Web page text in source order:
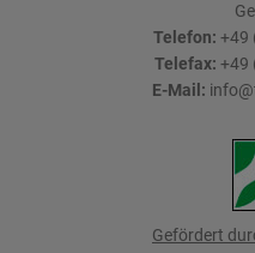
Telefon: +49
Telefax: +49
E-Mail:
Gefördert